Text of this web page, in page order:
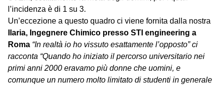
l’incidenza è di 1 su 3.
Un’eccezione a questo quadro ci viene fornita dalla nostra
Ilaria, Ingegnere Chimico presso STI engineering a
Roma “In realtà io ho vissuto esattamente l’opposto” ci
racconta “Quando ho iniziato il percorso universitario nei
primi anni 2000 eravamo più donne che uomini, e
comunque un numero molto limitato di studenti in generale